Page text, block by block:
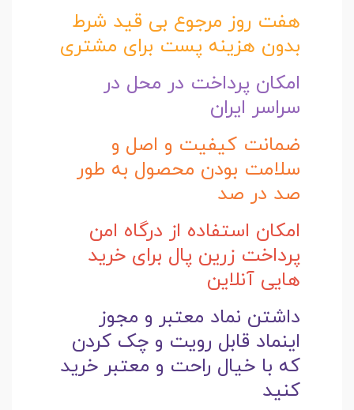
هفت روز مرجوع بی قید شرط
بدون هزینه پست برای مشتری
امکان پرداخت در محل در
سراسر ایران
ضمانت کیفیت و اصل و
سلامت بودن محصول به طور
صد در صد
امکان استفاده از درگاه امن
پرداخت زرین پال برای خرید
هایی آنلاین
داشتن نماد معتبر و مجوز
اینماد قابل رویت و چک کردن
که با خیال راحت و معتبر خرید
کنید